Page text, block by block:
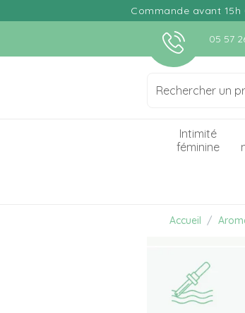
Commande avant
05 57
Intimité
féminine
Accueil